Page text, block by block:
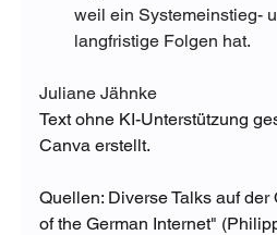
weil ein Systemeinstieg-
langfristige Folgen hat.
Juliane Jähnke
Text ohne KI-Unterstützung
Canva erstellt.
Quellen: Diverse Talks auf der
of the German Internet"